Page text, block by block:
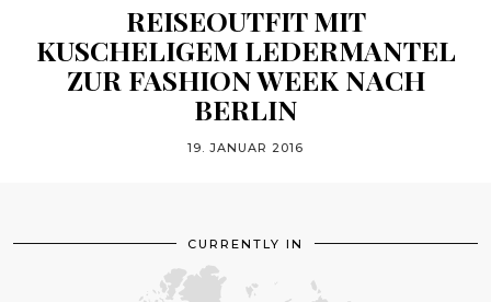
REISEOUTFIT MIT
KUSCHELIGEM LEDERMANTEL
ZUR FASHION WEEK NACH
BERLIN
19. JANUAR 2016
CURRENTLY IN